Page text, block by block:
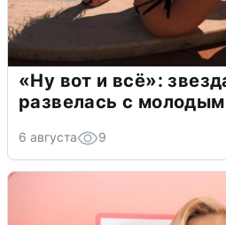
«Ну вот и всё»:
развелась с
6 августа 9